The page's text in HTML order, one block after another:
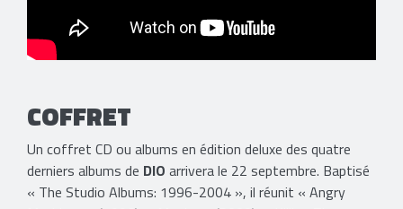
COFFRET
Un coffret CD ou albums en édition deluxe des quatre
derniers albums de DIO arrivera le 22 septembre. Baptisé
« The Studio Albums: 1996-2004 », il réunit « Angry